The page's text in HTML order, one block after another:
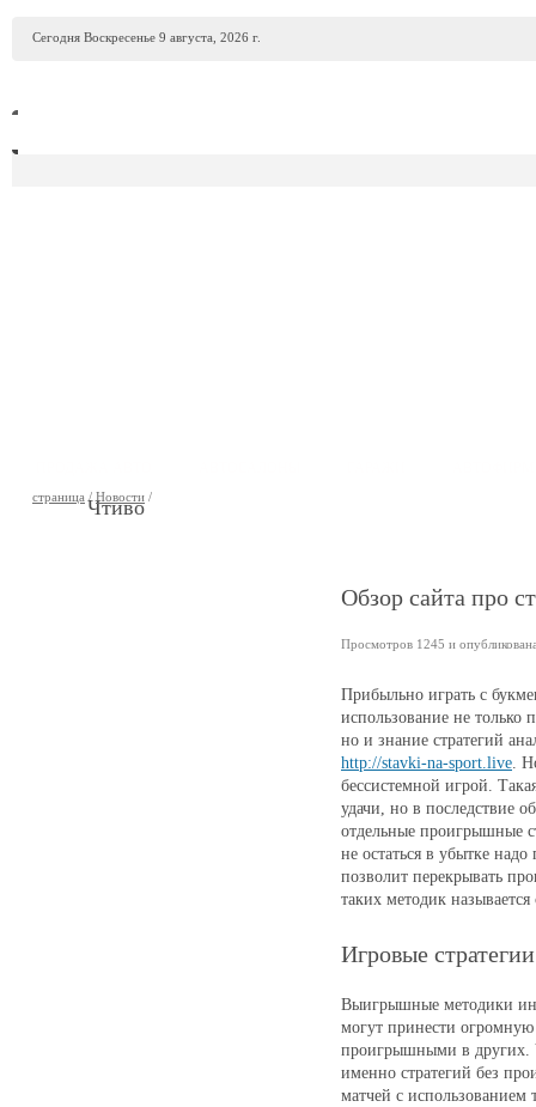
Сегодня Воскресенье 9 августа, 2026 г.
страница / Новости /
Чтиво
Обзор сайта про
Просмотров 1245 и
Прибыльно играть с
использование не только
но и знание стратегий
http://stavki-na-sport.live .
бессистемной игрой.
удачи, но в последствие
отдельные проигрышные
не остаться в убытке
позволит перекрывать
таких методик называется
Игровые стратегии
Выигрышные методики
могут принести
проигрышными в других.
именно стратегий без
матчей с использованием